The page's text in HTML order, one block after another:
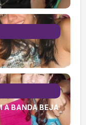
A BANDA BEJA